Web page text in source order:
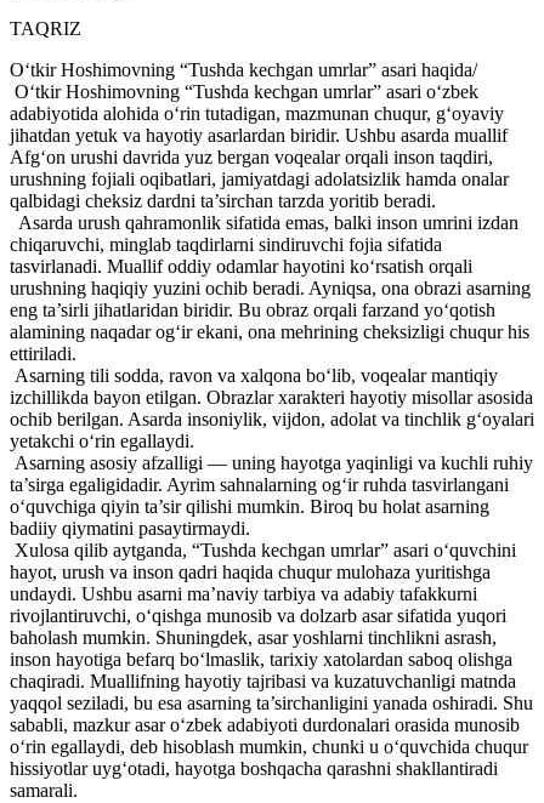
TAQRIZ
O‘tkir Hoshimovning “Tushda kechgan umrlar” asari haqida/
O‘tkir Hoshimovning “Tushda kechgan umrlar” asari o‘zbek
adabiyotida alohida o‘rin tutadigan, mazmunan chuqur, g‘oyaviy
jihatdan yetuk va hayotiy asarlardan biridir. Ushbu asarda muallif
Afg‘on urushi davrida yuz bergan voqealar orqali inson taqdiri,
urushning fojiali oqibatlari, jamiyatdagi adolatsizlik hamda onalar
qalbidagi cheksiz dardni ta’sirchan tarzda yoritib beradi.
Asarda urush qahramonlik sifatida emas, balki inson umrini izdan
chiqaruvchi, minglab taqdirlarni sindiruvchi fojia sifatida
tasvirlanadi. Muallif oddiy odamlar hayotini ko‘rsatish orqali
urushning haqiqiy yuzini ochib beradi. Ayniqsa, ona obrazi asarning
eng ta’sirli jihatlaridan biridir. Bu obraz orqali farzand yo‘qotish
alamining naqadar og‘ir ekani, ona mehrining cheksizligi chuqur his
ettiriladi.
Asarning tili sodda, ravon va xalqona bo‘lib, voqealar mantiqiy
izchillikda bayon etilgan. Obrazlar xarakteri hayotiy misollar asosida
ochib berilgan. Asarda insoniylik, vijdon, adolat va tinchlik g‘oyalari
yetakchi o‘rin egallaydi.
Asarning asosiy afzalligi — uning hayotga yaqinligi va kuchli ruhiy
ta’sirga egaligidadir. Ayrim sahnalarning og‘ir ruhda tasvirlangani
o‘quvchiga qiyin ta’sir qilishi mumkin. Biroq bu holat asarning
badiiy qiymatini pasaytirmaydi.
Xulosa qilib aytganda, “Tushda kechgan umrlar” asari o‘quvchini
hayot, urush va inson qadri haqida chuqur mulohaza yuritishga
undaydi. Ushbu asarni ma’naviy tarbiya va adabiy tafakkurni
rivojlantiruvchi, o‘qishga munosib va dolzarb asar sifatida yuqori
baholash mumkin. Shuningdek, asar yoshlarni tinchlikni asrash,
inson hayotiga befarq bo‘lmaslik, tarixiy xatolardan saboq olishga
chaqiradi. Muallifning hayotiy tajribasi va kuzatuvchanligi matnda
yaqqol seziladi, bu esa asarning ta’sirchanligini yanada oshiradi. Shu
sababli, mazkur asar o‘zbek adabiyoti durdonalari orasida munosib
o‘rin egallaydi, deb hisoblash mumkin, chunki u o‘quvchida chuqur
hissiyotlar uyg‘otadi, hayotga boshqacha qarashni shakllantiradi
samarali.